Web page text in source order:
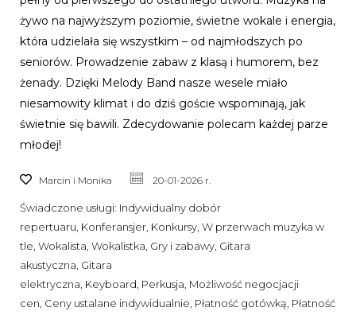
żywo na najwyższym poziomie, świetne wokale i energia,
która udzielała się wszystkim – od najmłodszych po
seniorów. Prowadzenie zabaw z klasą i humorem, bez
żenady. Dzięki Melody Band nasze wesele miało
niesamowity klimat i do dziś goście wspominają, jak
świetnie się bawili. Zdecydowanie polecam każdej parze
młodej!
Marcin i Monika 20-01-2026 r.
Świadczone usługi: Indywidualny dobór
repertuaru, Konferansjer, Konkursy, W przerwach muzyka w
tle, Wokalista, Wokalistka, Gry i zabawy, Gitara
akustyczna, Gitara
elektryczna, Keyboard, Perkusja, Możliwość negocjacji
cen, Ceny ustalane indywidualnie, Płatność gotówką, Płatność